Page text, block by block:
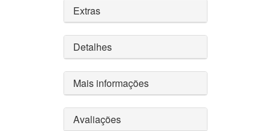
Extras
Detalhes
Mais informações
Avaliações